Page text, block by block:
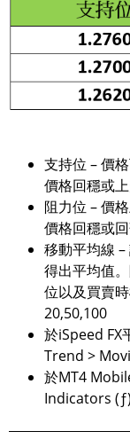
支持位 – 價
價格回穩或
阻力位 – 價
價格回穩或
移動平均線
得出平均值
位以及買賣
20,50,100
於iSpeed FX
Trend >
於MT4
Indicators